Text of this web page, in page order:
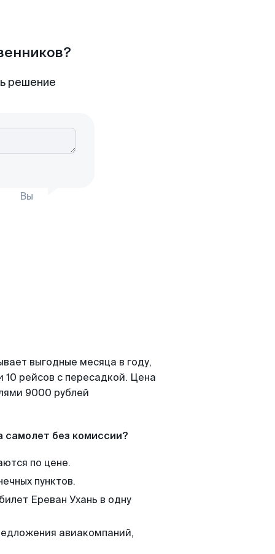
решение
Вы
выгодные месяца в году,
рейсов с пересадкой. Цена
9000 рублей
самолет без комиссии?
по цене.
пунктов.
Ереван Ухань в одну
авиакомпаний,